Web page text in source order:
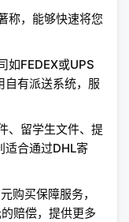
称，能够快速将您
如FEDEX或UPS
自有派送系统，服
、留学生文件、提
适合通过DHL寄
购买保障服务，
赔偿，提供更多